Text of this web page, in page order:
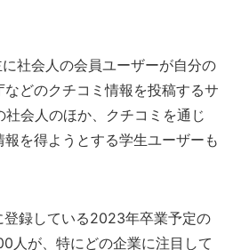
社会人の会員ユーザーが自分の
どのクチコミ情報を投稿するサ
会人のほか、クチコミを通じ
を得ようとする学生ユーザーも
録している2023年卒業予定の
人が、特にどの企業に注目して